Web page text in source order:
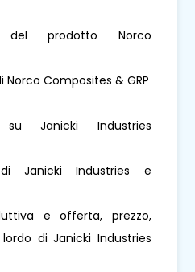
del prodotto Norco
Norco Composites & GRP
su Janicki Industries
Janicki Industries e
e offerta, prezzo,
di Janicki Industries